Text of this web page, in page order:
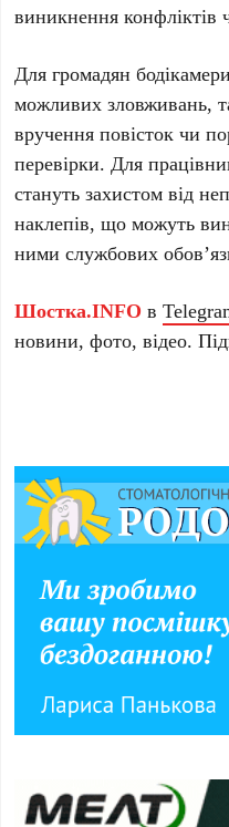
виникнення конфліктів
Для громадян
можливих зловживань,
вручення повісток чи
перевірки. Для
стануть захистом від
наклепів, що можуть
ними службових
Шостка.INFO в
новини, фото, відео.